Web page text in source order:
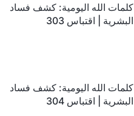
كلمات الله اليومية: كشف فساد
البشرية | اقتباس 303
كلمات الله اليومية: كشف فساد
البشرية | اقتباس 304